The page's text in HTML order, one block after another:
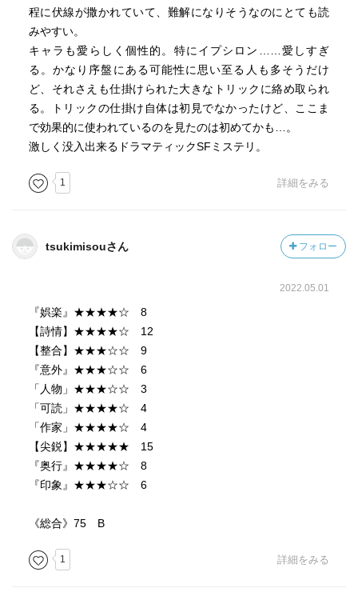
程に伏線が撒かれていて、難解になりそうなのにとても読
みやすい。
キャラも愛らしく個性的。特にイプシロン……愛しすぎ
る。かなり序盤にある可能性に思い至る人も多そうだけ
ど、それさえも仕掛けられた大きなトリックに絡め取られ
る。トリックの仕掛け自体は初見でなかったけど、ここま
で効果的に使われているのを見たのは初めてかも…。
激しく没入出来るドラマティックSFミステリ。
1 詳細をみる
tsukimisouさん フォロー
2022.05.01
『娯楽』★★★★☆ 8
【詩情】★★★★☆ 12
【整合】★★★☆☆ 9
『意外』★★★☆☆ 6
「人物」★★★☆☆ 3
「可読」★★★★☆ 4
「作家」★★★★☆ 4
【尖鋭】★★★★★ 15
『奥行』★★★★☆ 8
『印象』★★★☆☆ 6
《総合》75 B
1 詳細をみる